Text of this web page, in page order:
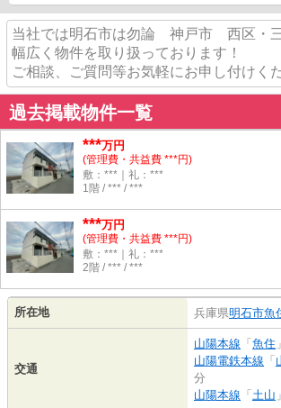
当社では明石市は勿論 神戸市 西区・
幅広く物件を取り扱っております！
ご相談、ご質問等お気軽にお申し付けく
過去掲載物件一覧
***万円
(管理費・共益費 ***円)
敷：***｜礼：***
1階 / *** / ***
***万円
(管理費・共益費 ***円)
敷：***｜礼：***
2階 / *** / ***
所在地 兵庫県明石市魚
交通
山陽本線 「 魚住
山陽電鉄本線 「
分
山陽本線 「 土山